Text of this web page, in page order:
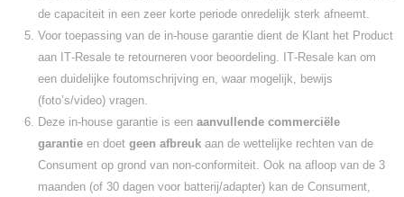
de capaciteit in een zeer korte periode onredelijk sterk afneemt.
Voor toepassing van de in-house garantie dient de Klant het Product
aan IT‑Resale te retourneren voor beoordeling. IT‑Resale kan om
een duidelijke foutomschrijving en, waar mogelijk, bewijs
(foto’s/video) vragen.
Deze in-house garantie is een aanvullende commerciële
garantie en doet geen afbreuk aan de wettelijke rechten van de
Consument op grond van non-conformiteit. Ook na afloop van de 3
maanden (of 30 dagen voor batterij/adapter) kan de Consument,